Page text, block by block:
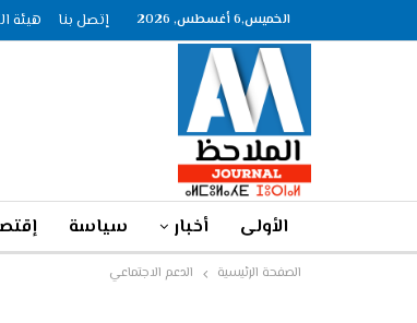
الخميس,6 أغسطس, 2026 إتصل بنا هيئة
الأولى أخبار سياسة
الصفحة الرئيسية الدعم الاجتماعي